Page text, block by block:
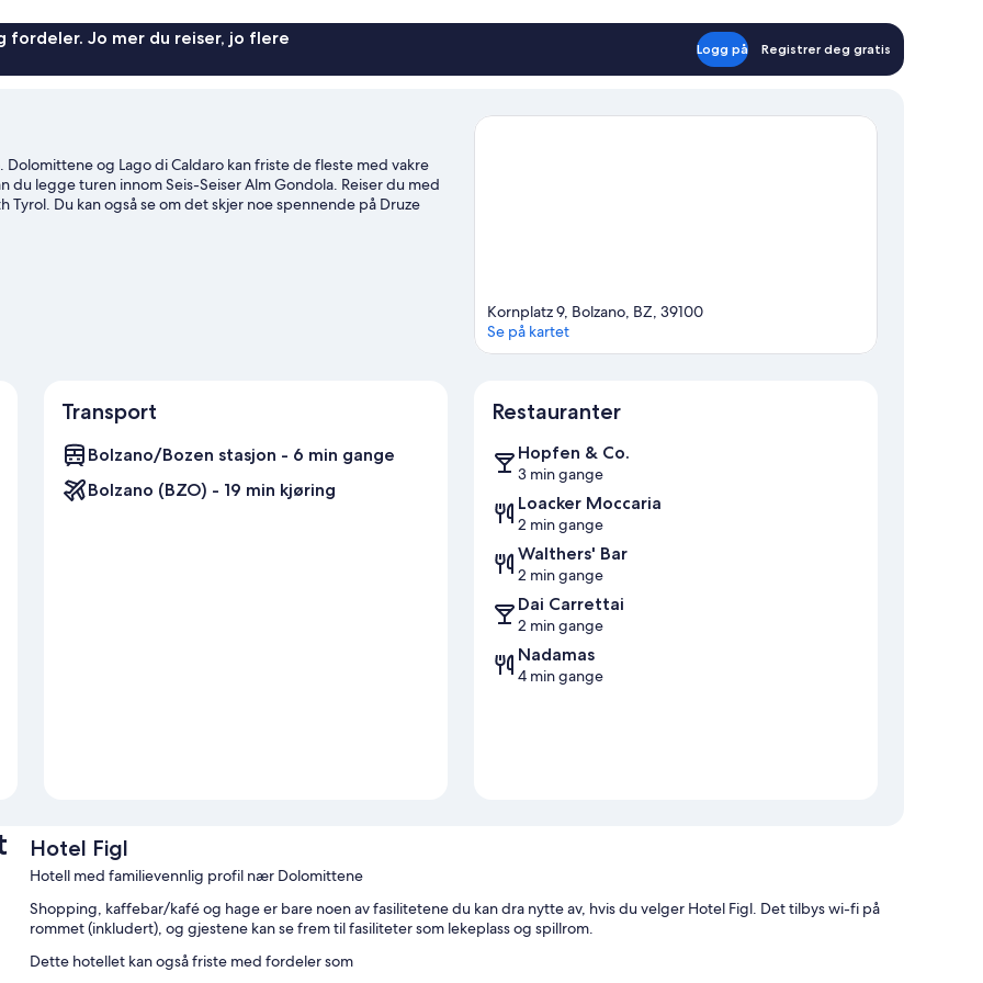
fordeler. Jo mer du reiser, jo flere
Logg på Registrer deg gratis
og Lago di Caldaro kan friste de fleste med vakre
legge turen innom Seis-Seiser Alm Gondola. Reiser du med
Du kan også se om det skjer noe spennende på Druze
og terrengsykling, eller finn en sykkelutleier i nærheten
Kornplatz 9, Bolzano, BZ, 39100
Se på kartet
Transport
Bolzano/Bozen stasjon - 6 min gange
Bolzano (BZO) - 19 min kjøring
Restauranter
Hopfen & Co.
3 min gange
Loacker Moccaria
2 min gange
Walthers' Bar
2 min gange
Dai Carrettai
2 min gange
Nadamas
4 min gange
Hotel Figl
Hotell med familievennlig profil nær Dolomittene
Shopping, kaffebar/kafé og hage er bare noen av fasilitetene du kan dra nytte av, hvis du velger Hotel Figl. Det tilbys wi-fi på
rommet (inkludert), og gjestene kan se frem til fasiliteter som lekeplass og spillrom.
Dette hotellet kan også friste med fordeler som